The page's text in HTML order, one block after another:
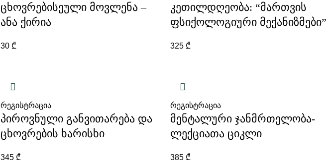
ცხოვრებისეული მოვლენა –
ანა ქირია
30 ₾
კეთილდღეობა: “მართვის
ფსიქოლოგიური მექანიზმები”
325 ₾
რეგისტრაცია
პიროვნული განვითარება და
ცხოვრების ხარისხი
345 ₾
რეგისტრაცია
მენტალური ჯანმრთელობა-
ლექციათა ციკლი
385 ₾